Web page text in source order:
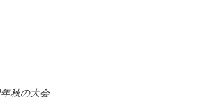
秋の大会